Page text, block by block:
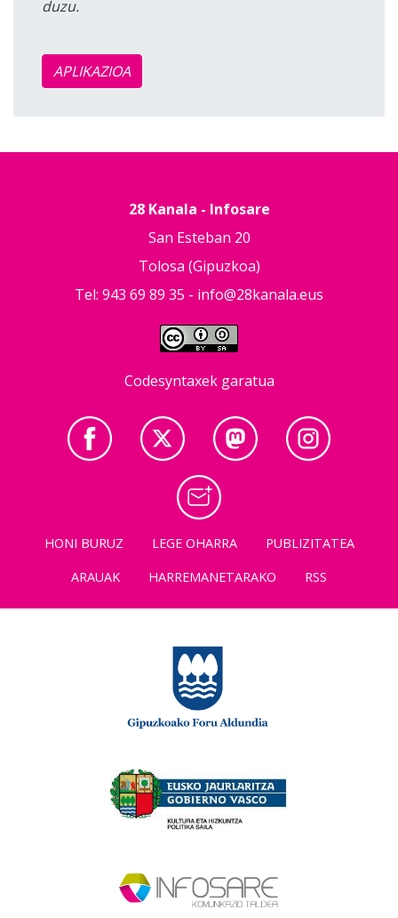
duzu.
APLIKAZIOA
28 Kanala - Infosare
San Esteban 20
Tolosa (Gipuzkoa)
Tel: 943 69 89 35 - info@28kanala.eus
Codesyntaxek garatua
HONI BURUZ LEGE OHARRA
PUBLIZITATEA
ARAUAK
HARREMANETARAKO RSS